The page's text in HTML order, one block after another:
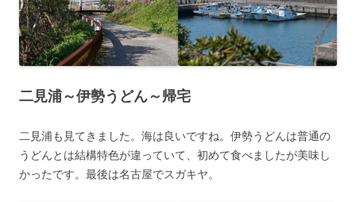
二見浦～伊勢うどん～帰宅
二見浦も見てきました。海は良いですね。伊勢うどんは普通の
うどんとは結構特色が違っていて、初めて食べましたが美味し
かったです。最後は名古屋でスガキヤ。